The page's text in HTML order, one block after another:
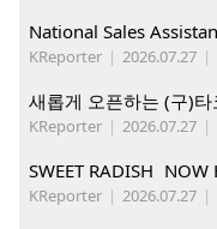
National Sales
KReporter | 2026.07.27 |
KReporter | 2026.07.27 |
SWEET RADISH NOW
KReporter | 2026.07.27 |